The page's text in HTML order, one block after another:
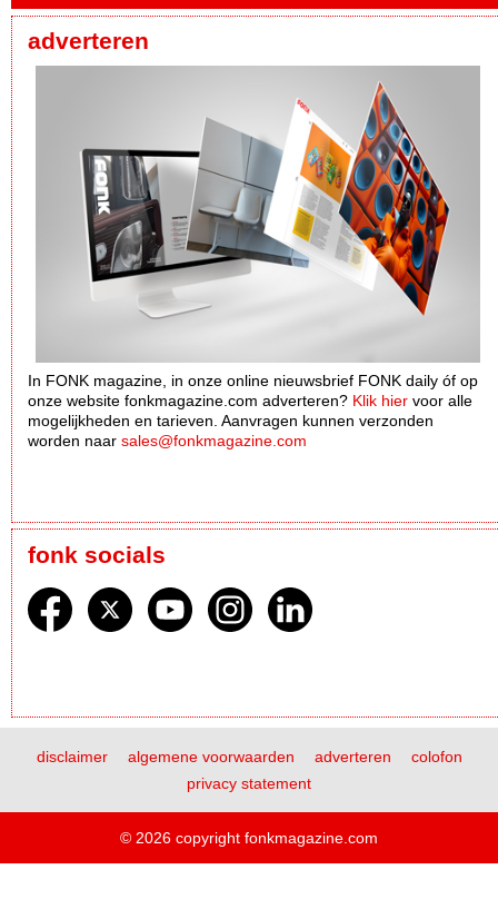
adverteren
In FONK magazine, in onze online nieuwsbrief FONK daily óf op
onze website fonkmagazine.com adverteren? Klik hier voor alle
mogelijkheden en tarieven. Aanvragen kunnen verzonden
worden naar sales@fonkmagazine.com
fonk socials
disclaimer algemene voorwaarden adverteren
colofon
privacy statement
© 2026 copyright fonkmagazine.com